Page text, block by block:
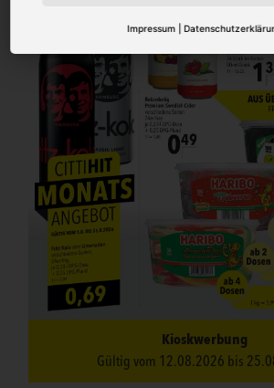
Kioskwerbung
Gültig vom 12.08.2026 bis
Impressum